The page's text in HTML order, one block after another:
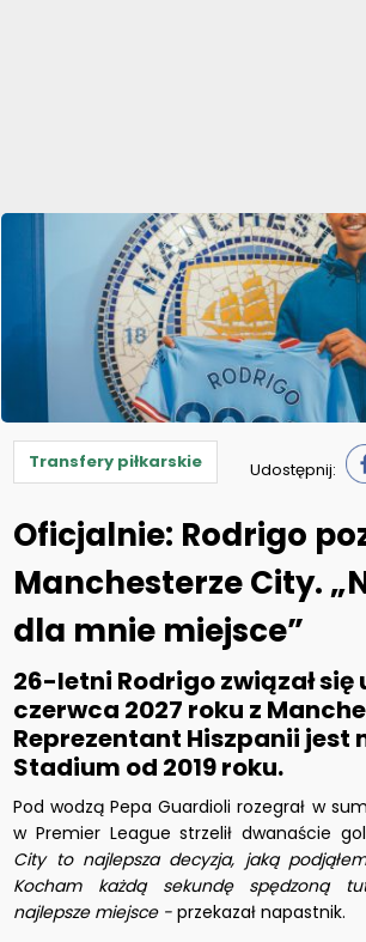
Transfery piłkarskie Udostępnij:
Oficjalnie: Rodrigo
Manchesterze City.
dla mnie miejsce”
26-letni Rodrigo związał się
czerwca 2027 roku z
Reprezentant Hiszpanii jest
Stadium od 2019 roku.
Pod wodzą Pepa Guardiolirozegrał w
w Premier League strzelił dwanaście
City to najlepsza decyzja, jaką
Kocham każdą sekundę spędzoną
najlepsze miejsce - przekazał napastnik.